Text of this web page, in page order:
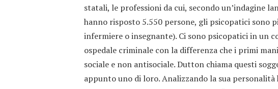
statali, le professioni da cui, secondo un’indagine
hanno risposto 5.550 persone, gli psicopatici
infermiere o insegnante). Ci sono psicopatici in un
ospedale criminale con la differenza che i primi
sociale e non antisociale. Dutton chiama questi
appunto uno di loro. Analizzando la sua